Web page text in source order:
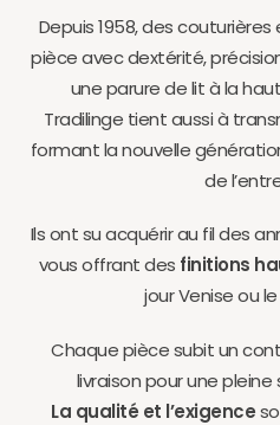
Depuis 1958, des
pièce avec dextérité,
une parure de lit à la
Tradilinge tient aussi à
formant la nouvelle
de
Ils ont su acquérir au fil des
vous offrant des finitions
jour Venise ou
Chaque pièce subit un
livraison pour une
La qualité et l’exigence